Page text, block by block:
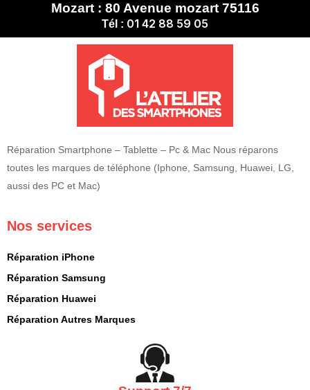
Mozart : 80 Avenue mozart 75116
Tél : 01 42 88 59 05
Réparation Smartphone – Tablette – Pc & Mac Nous réparons
toutes les marques de téléphone (Iphone, Samsung, Huawei, LG,
aussi des PC et Mac)
Nos services
Réparation iPhone
Réparation Samsung
Réparation Huawei
Réparation Autres Marques